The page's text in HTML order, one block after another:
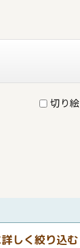
切り絵
しく絞り込む